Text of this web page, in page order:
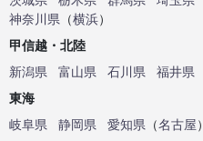
神奈川県 （横浜）
甲信越・北陸
新潟県
富山県 石川県 福井県
東海
岐阜県
静岡県 愛知県 （名古屋）